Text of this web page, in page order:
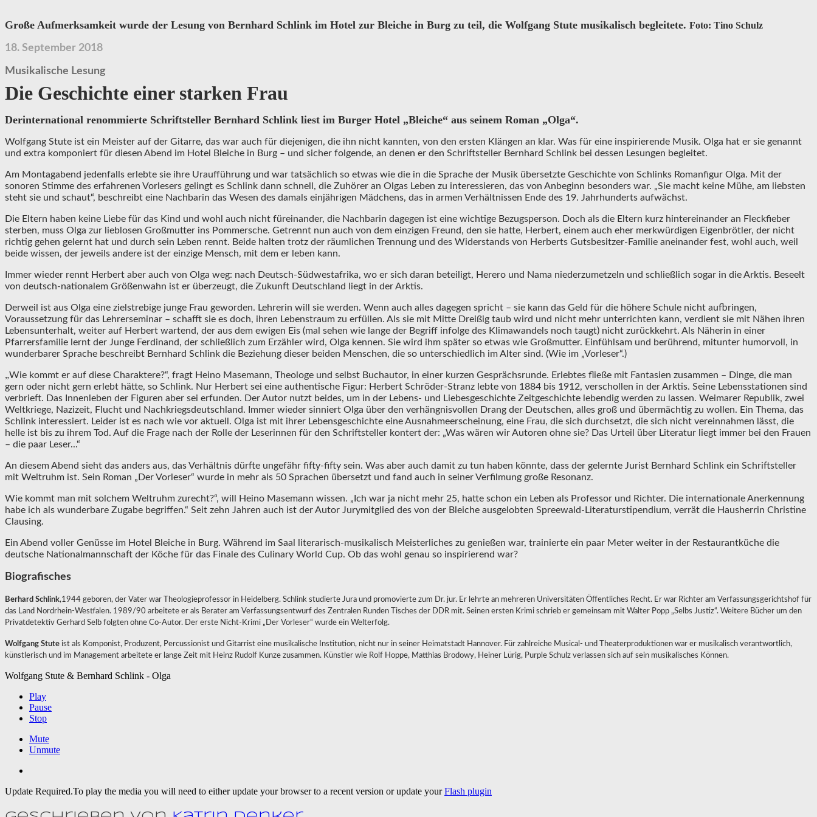
Große Aufmerksamkeit wurde der Lesung von Bernhard Schlink im Hotel zur Bleiche in Burg zu teil, die Wolfgang Stute musikalisch begleitete. Foto: Tino Schulz
18. September 2018
Musikalische Lesung
Die Geschichte einer starken Frau
Derinternational renommierte Schriftsteller Bernhard Schlink liest im Burger Hotel „Bleiche“ aus seinem Roman „Olga“.
Wolfgang Stute ist ein Meister auf der Gitarre, das war auch für diejenigen, die ihn nicht kannten, von den ersten Klängen an klar. Was für eine inspirierende Musik. Olga hat er sie genannt
und extra komponiert für diesen Abend im Hotel Bleiche in Burg – und sicher folgende, an denen er den Schriftsteller Bernhard Schlink bei dessen Lesungen begleitet.
Am Montagabend jedenfalls erlebte sie ihre Uraufführung und war tatsächlich so etwas wie die in die Sprache der Musik übersetzte Geschichte von Schlinks Romanfigur Olga. Mit der
sonoren Stimme des erfahrenen Vorlesers gelingt es Schlink dann schnell, die Zuhörer an Olgas Leben zu interessieren, das von Anbeginn besonders war. „Sie macht keine Mühe, am liebsten
steht sie und schaut“, beschreibt eine Nachbarin das Wesen des damals einjährigen Mädchens, das in armen Verhältnissen Ende des 19. Jahrhunderts aufwächst.
Die Eltern haben keine Liebe für das Kind und wohl auch nicht füreinander, die Nachbarin dagegen ist eine wichtige Bezugsperson. Doch als die Eltern kurz hintereinander an Fleckfieber
sterben, muss Olga zur lieblosen Großmutter ins Pommersche. Getrennt nun auch von dem einzigen Freund, den sie hatte, Herbert, einem auch eher merkwürdigen Eigenbrötler, der nicht
richtig gehen gelernt hat und durch sein Leben rennt. Beide halten trotz der räumlichen Trennung und des Widerstands von Herberts Gutsbesitzer-Familie aneinander fest, wohl auch, weil
beide wissen, der jeweils andere ist der einzige Mensch, mit dem er leben kann.
Immer wieder rennt Herbert aber auch von Olga weg: nach Deutsch-Südwestafrika, wo er sich daran beteiligt, Herero und Nama niederzumetzeln und schließlich sogar in die Arktis. Beseelt
von deutsch-nationalem Größenwahn ist er überzeugt, die Zukunft Deutschland liegt in der Arktis.
Derweil ist aus Olga eine zielstrebige junge Frau geworden. Lehrerin will sie werden. Wenn auch alles dagegen spricht – sie kann das Geld für die höhere Schule nicht aufbringen,
Voraussetzung für das Lehrerseminar – schafft sie es doch, ihren Lebenstraum zu erfüllen. Als sie mit Mitte Dreißig taub wird und nicht mehr unterrichten kann, verdient sie mit Nähen ihren
Lebensunterhalt, weiter auf Herbert wartend, der aus dem ewigen Eis (mal sehen wie lange der Begriff infolge des Klimawandels noch taugt) nicht zurückkehrt. Als Näherin in einer
Pfarrersfamilie lernt der Junge Ferdinand, der schließlich zum Erzähler wird, Olga kennen. Sie wird ihm später so etwas wie Großmutter. Einfühlsam und berührend, mitunter humorvoll, in
wunderbarer Sprache beschreibt Bernhard Schlink die Beziehung dieser beiden Menschen, die so unterschiedlich im Alter sind. (Wie im „Vorleser“.)
„Wie kommt er auf diese Charaktere?“, fragt Heino Masemann, Theologe und selbst Buchautor, in einer kurzen Gesprächsrunde. Erlebtes fließe mit Fantasien zusammen – Dinge, die man
gern oder nicht gern erlebt hätte, so Schlink. Nur Herbert sei eine authentische Figur: Herbert Schröder-Stranz lebte von 1884 bis 1912, verschollen in der Arktis. Seine Lebensstationen sind
verbrieft. Das Innenleben der Figuren aber sei erfunden. Der Autor nutzt beides, um in der Lebens- und Liebesgeschichte Zeitgeschichte lebendig werden zu lassen. Weimarer Republik, zwei
Weltkriege, Nazizeit, Flucht und Nachkriegsdeutschland. Immer wieder sinniert Olga über den verhängnisvollen Drang der Deutschen, alles groß und übermächtig zu wollen. Ein Thema, das
Schlink interessiert. Leider ist es nach wie vor aktuell. Olga ist mit ihrer Lebensgeschichte eine Ausnahmeerscheinung, eine Frau, die sich durchsetzt, die sich nicht vereinnahmen lässt, die
helle ist bis zu ihrem Tod. Auf die Frage nach der Rolle der Leserinnen für den Schriftsteller kontert der: „Was wären wir Autoren ohne sie? Das Urteil über Literatur liegt immer bei den Frauen
– die paar Leser...“
An diesem Abend sieht das anders aus, das Verhältnis dürfte ungefähr fifty-fifty sein. Was aber auch damit zu tun haben könnte, dass der gelernte Jurist Bernhard Schlink ein Schriftsteller
mit Weltruhm ist. Sein Roman „Der Vorleser“ wurde in mehr als 50 Sprachen übersetzt und fand auch in seiner Verfilmung große Resonanz.
Wie kommt man mit solchem Weltruhm zurecht?“, will Heino Masemann wissen. „Ich war ja nicht mehr 25, hatte schon ein Leben als Professor und Richter. Die internationale Anerkennung
habe ich als wunderbare Zugabe begriffen.“ Seit zehn Jahren auch ist der Autor Jurymitglied des von der Bleiche ausgelobten Spreewald-Literaturstipendium, verrät die Hausherrin Christine
Clausing.
Ein Abend voller Genüsse im Hotel Bleiche in Burg. Während im Saal literarisch-musikalisch Meisterliches zu genießen war, trainierte ein paar Meter weiter in der Restaurantküche die
deutsche Nationalmannschaft der Köche für das Finale des Culinary World Cup. Ob das wohl genau so inspirierend war?
Biografisches
Berhard Schlink,1944 geboren, der Vater war Theologieprofessor in Heidelberg. Schlink studierte Jura und promovierte zum Dr. jur. Er lehrte an mehreren Universitäten Öffentliches Recht. Er war Richter am Verfassungsgerichtshof für
das Land Nordrhein-Westfalen. 1989/90 arbeitete er als Berater am Verfassungsentwurf des Zentralen Runden Tisches der DDR mit. Seinen ersten Krimi schrieb er gemeinsam mit Walter Popp „Selbs Justiz“. Weitere Bücher um den
Privatdetektiv Gerhard Selb folgten ohne Co-Autor. Der erste Nicht-Krimi „Der Vorleser“ wurde ein Welterfolg.
Wolfgang Stute ist als Komponist, Produzent, Percussionist und Gitarrist eine musikalische Institution, nicht nur in seiner Heimatstadt Hannover. Für zahlreiche Musical- und Theaterproduktionen war er musikalisch verantwortlich,
künstlerisch und im Management arbeitete er lange Zeit mit Heinz Rudolf Kunze zusammen. Künstler wie Rolf Hoppe, Matthias Brodowy, Heiner Lürig, Purple Schulz verlassen sich auf sein musikalisches Können.
Wolfgang Stute & Bernhard Schlink - Olga
Play
Pause
Stop
Mute
Unmute
Update Required.To play the media you will need to either update your browser to a recent version or update yourFlash plugin